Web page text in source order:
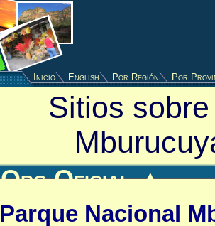
Inicio English Por Región Por
Sitios
Org Oficial▲
Parque Nacional